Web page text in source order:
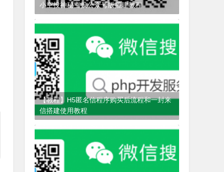
小空投神秘空投公众号版搭建教程
【教程】H5匿名信程序购买后流程和一封来
信搭建使用教程